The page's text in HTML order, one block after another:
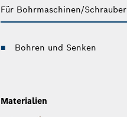
Für Bohrmaschinen/Schrauber
Bohren und Senken
Materialien